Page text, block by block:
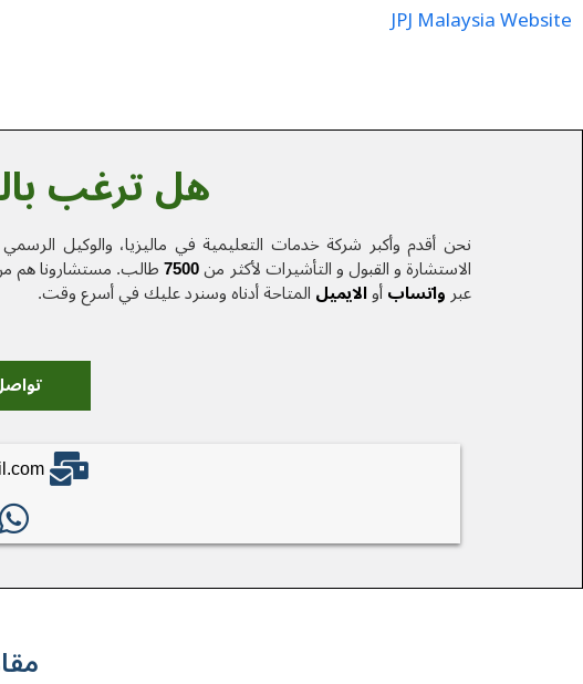
JPJ Malaysia Website
هل ترغب
نحن أقدم وأكبر شركة خدمات التعلیمیة في ماليزيا، والوكيل
الاستشارة و القبول و التأشيرات لأكثر من 7500طالب. مستشارونا هم من
عبر واتساب أو الایمیل المتاحة أدناه وسنرد عليك في أسرع وقت.